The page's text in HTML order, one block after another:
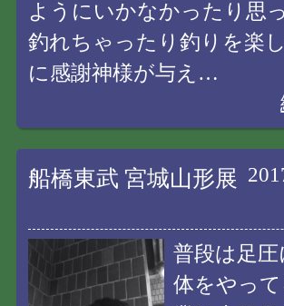
ようにいかなかったり思
釣れちゃったり釣りを楽
に感謝神様が与え…
船橋東武 宮城山形展
普段は足
体をやっ